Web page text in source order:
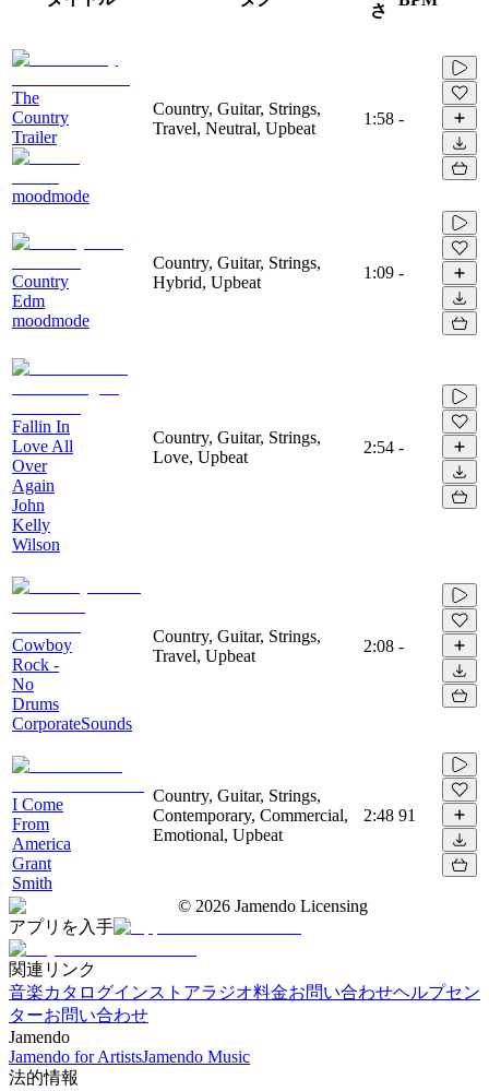
さ
The
Country
Trailer
moodmode
Country, Guitar, Strings,
Travel, Neutral, Upbeat
1:58 -
Country
Edm
moodmode
Country, Guitar, Strings,
Hybrid, Upbeat
1:09 -
Fallin In
Love All
Over
Again
John
Kelly
Wilson
Country, Guitar, Strings,
Love, Upbeat
2:54 -
Cowboy
Rock -
No
Drums
CorporateSounds
Country, Guitar, Strings,
Travel, Upbeat
2:08 -
I Come
From
America
Grant
Smith
Country, Guitar, Strings,
Contemporary, Commercial,
Emotional, Upbeat
2:48 91
© 2026 Jamendo Licensing
アプリを入手
関連リンク
音楽カタログインストアラジオ料金お問い合わせヘルプセン
ターお問い合わせ
Jamendo
Jamendo for ArtistsJamendo Music
法的情報